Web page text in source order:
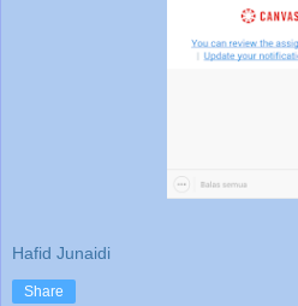
Hafid Junaidi
Share